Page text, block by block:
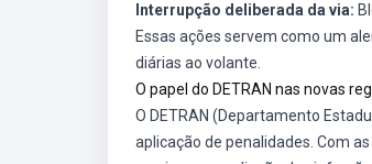
Interrupção deliberada da via:
Essas ações servem como um
diárias ao volante.
O papel do DETRAN nas novas
O DETRAN (Departamento
aplicação de penalidades. Com